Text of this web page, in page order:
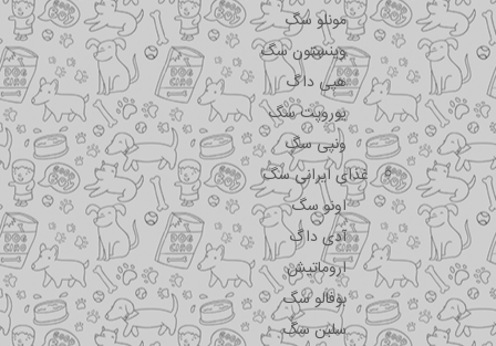
مونلو سگ
وینستون سگ
هپی داگ
یوروپت سگ
ونپی سگ
غذای ایرانی سگ
اونو سگ
آدی داگ
اروماتیش
بوفالو سگ
سلبن سگ